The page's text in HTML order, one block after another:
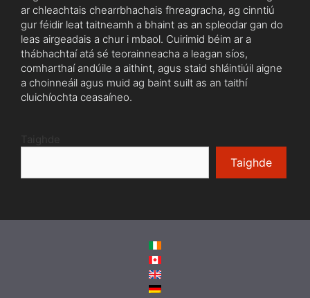
ar chleachtais chearrbhachais fhreagracha, ag cinntiú
gur féidir leat taitneamh a bhaint as an spleodar gan do
leas airgeadais a chur i mbaol. Cuirimid béim ar a
thábhachtaí atá sé teorainneacha a leagan síos,
comharthaí andúile a aithint, agus staid shláintiúil aigne
a choinneáil agus muid ag baint suilt as an taithí
cluichíochta ceasaíneo.
Taighde
Taighde